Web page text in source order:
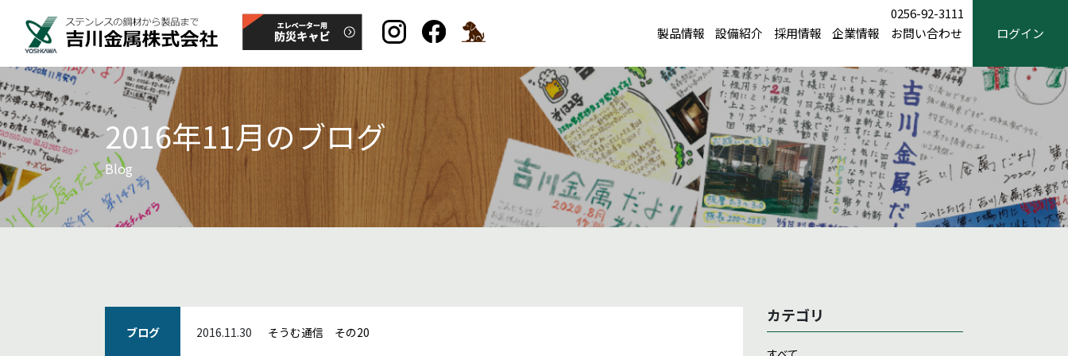
製品情報 設備紹介 採用情報 企業情報
0256-92-3111
お問い合わせ
ログイン
2016年11月のブログ
Blog
ブログ 2016.11.30 そうむ通信 その20
カテゴリ